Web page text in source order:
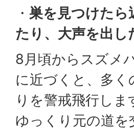
・ 巣を見つけた
たり、大声を出し
8月頃からスズメ
に近づくと、多
りを警戒飛行し
ゆっくり元の道